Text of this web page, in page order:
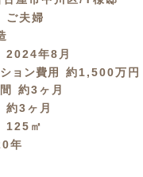
ご夫婦
2024年8月
ョン費用
約1,500万円
約3ヶ月
約3ヶ月
125㎡
年